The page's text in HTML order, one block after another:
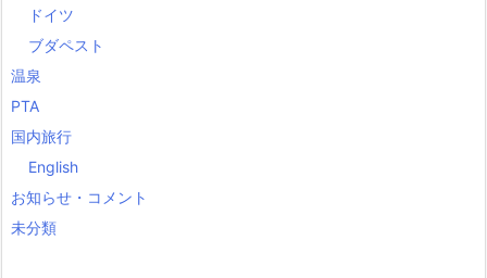
ドイツ
ブダペスト
温泉
PTA
国内旅行
English
お知らせ・コメント
未分類